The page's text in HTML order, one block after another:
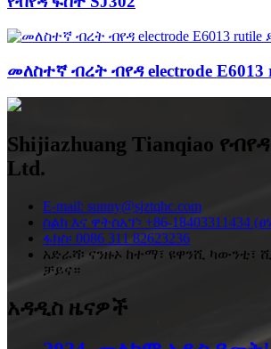
መለስተኛ ብረት ብየዳ electrode E6013
Shijiazhuang Tianqiao
Ltd.
E-mail: sunny@sjztqhc.com
ስልክ እና ዋትስአፕ፡ +86-18403311434
ፋክስ፡ 0086 311 82623236
አድራሻ፡ ናንዙኦ ከተማ፣ ዩዋንሺ ካውንቲ፣
ቻይና።
አዳዲስ ዜናዎች